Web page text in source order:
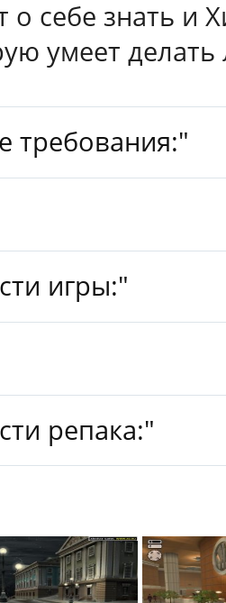
себе знать и
умеет
требования:"
игры:"
репака:"